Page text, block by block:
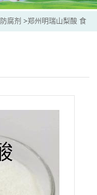
防腐剂 >郑州明瑞山梨酸 食